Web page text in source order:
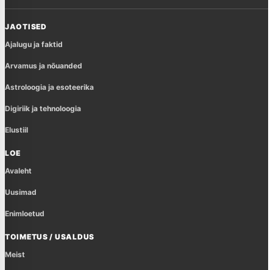
JAOTISED
Ajalugu ja faktid
Arvamus ja nõuanded
Astroloogia ja esoteerika
Digiriik ja tehnoloogia
Elustiil
LOE
Avaleht
Uusimad
Enimloetud
TOIMETUS / USALDUS
Meist